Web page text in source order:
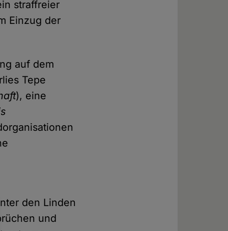
straffreier
Einzug der
auf dem
Tepe
), eine
den Linden
und